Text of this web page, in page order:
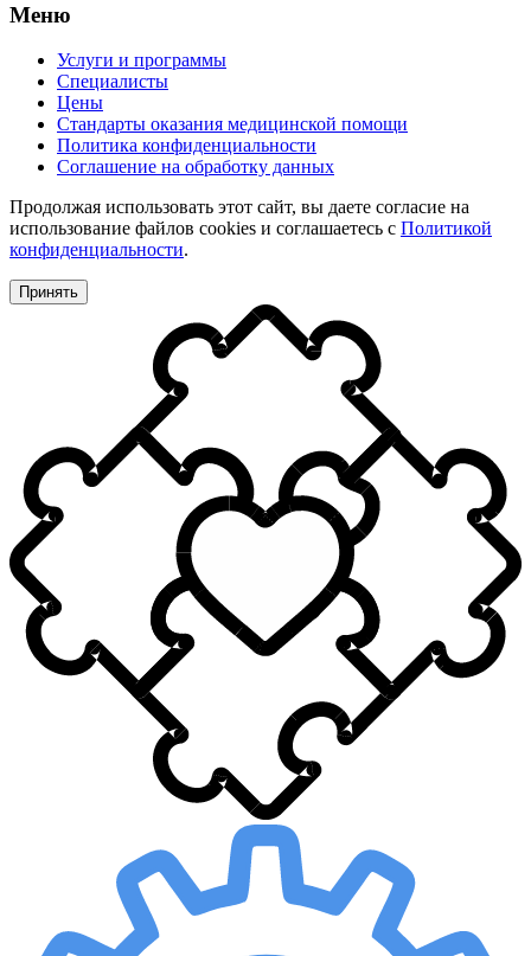
Меню
Услуги и программы
Специалисты
Цены
Стандарты оказания медицинской помощи
Политика конфиденциальности
Соглашение на обработку данных
Продолжая использовать этот сайт, вы даете согласие на
использование файлов cookies и соглашаетесь с Политикой
конфиденциальности.
Принять